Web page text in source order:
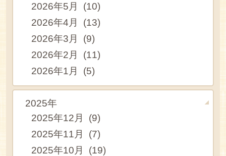
2026年5月 (10)
2026年4月 (13)
2026年3月 (9)
2026年2月 (11)
2026年1月 (5)
2025年
2025年12月 (9)
2025年11月 (7)
2025年10月 (19)